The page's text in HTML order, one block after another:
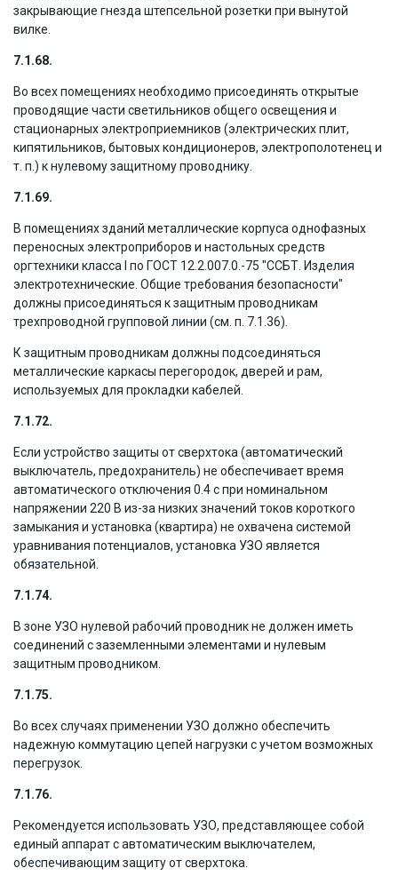
закрывающие гнезда штепсельной розетки при вынутой
вилке.
7.1.68.
Во всех помещениях необходимо присоединять открытые
проводящие части светильников общего освещения и
стационарных электроприемников (электрических плит,
кипятильников, бытовых кондиционеров, электрополотенец и
т. п.) к нулевому защитному проводнику.
7.1.69.
В помещениях зданий металлические корпуса однофазных
переносных электроприборов и настольных средств
оргтехники класса I по ГОСТ 12.2.007.0.-75 "ССБТ. Изделия
электротехнические. Общие требования безопасности"
должны присоединяться к защитным проводникам
трехпроводной групповой линии (см. п. 7.1.36).
К защитным проводникам должны подсоединяться
металлические каркасы перегородок, дверей и рам,
используемых для прокладки кабелей.
7.1.72.
Если устройство защиты от сверхтока (автоматический
выключатель, предохранитель) не обеспечивает время
автоматического отключения 0.4 с при номинальном
напряжении 220 В из-за низких значений токов короткого
замыкания и установка (квартира) не охвачена системой
уравнивания потенциалов, установка УЗО является
обязательной.
7.1.74.
В зоне УЗО нулевой рабочий проводник не должен иметь
соединений с заземленными элементами и нулевым
защитным проводником.
7.1.75.
Во всех случаях применении УЗО должно обеспечить
надежную коммутацию цепей нагрузки с учетом возможных
перегрузок.
7.1.76.
Рекомендуется использовать УЗО, представляющее собой
единый аппарат с автоматическим выключателем,
обеспечивающим защиту от сверхтока.